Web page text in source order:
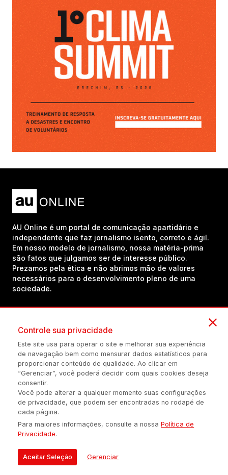
AU Online é um portal de comunicação apartidário e
independente que faz jornalismo isento, correto e ágil.
Em nosso modelo de jornalismo, nossa matéria-prima
são fatos que julgamos ser de interesse público.
Prezamos pela ética e não abrimos mão de valores
necessários para o desenvolvimento pleno de uma
sociedade.
(54) 98434-8385
Política de privacidade Configuração de Cookies Quem Somos
É proibida a reprodução do conteúdo desta página em qualquer
meio de comunicação, eletrônico ou impreso, sem autorização
© 2026 AUONLINE COMUNICAÇÃO EIRELI - CNPJ: 17.375.200/0001-
Controle sua privacidade
Este site usa para operar o site e melhorar sua experiência
de navegação bem como mensurar dados estatísticos para
proporcionar conteúdo de qualidade. Ao clicar em
“Gerenciar”, você poderá decidir com quais cookies deseja
consentir.
Você pode alterar a qualquer momento suas configurações
de privacidade, que podem ser encontradas no rodapé de
cada página.
Para maiores informações, consulte a nossaPolítica de
Privacidade.
Aceitar Seleção Gerenciar